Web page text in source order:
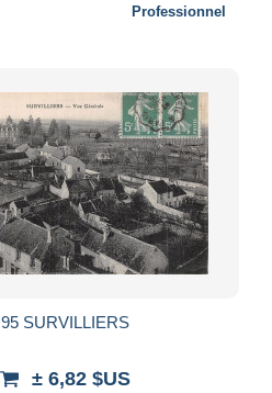
Professionnel
95 SURVILLIERS
± 6,82 $US